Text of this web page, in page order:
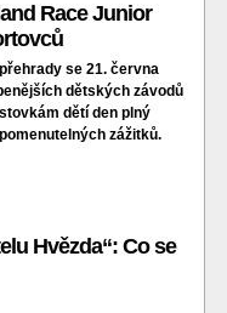
Race Junior
se 21. června
dětských závodů
dětí den plný
zážitků.
Hvězda“: Co se